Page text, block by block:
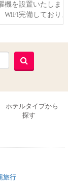
機を設置いたしま
WiFi完備しており
ホテルタイプから
探す
旅行